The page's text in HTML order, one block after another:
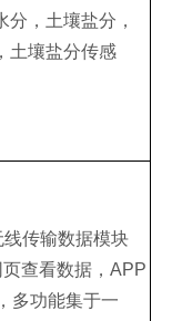
，土壤盐分，
土壤盐分传感
传输数据模块
查看数据，APP
多功能集于一